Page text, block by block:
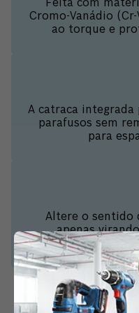
Feita com
Cromo-Vanádio
ao torque e
A catraca
parafusos sem
para
Altere o sentido
apenas